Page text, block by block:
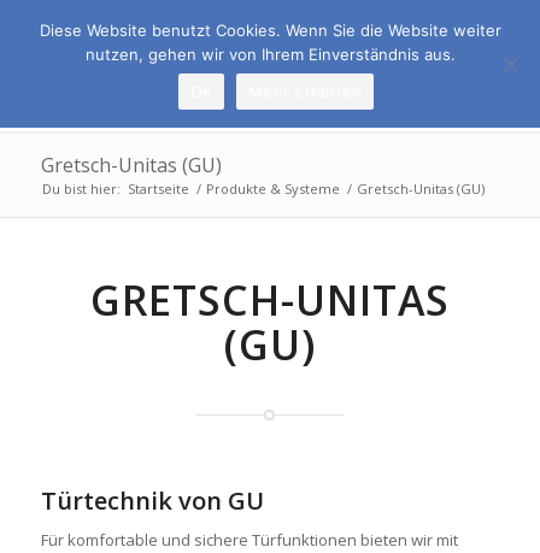
Gretsch-Unitas (GU)
Du bist hier: Startseite / Produkte & Systeme / Gretsch-Unitas (GU)
GRETSCH-UNITAS
(GU)
Türtechnik von GU
Für komfor­table und sichere Tür­funk­tionen bieten wir mit
Diese Website benutzt Cookies. Wenn Sie die Website weiter
nutzen, gehen wir von Ihrem Einverständnis aus.